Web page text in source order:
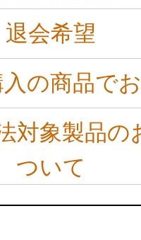
退会希望
の商品で
対象製品の
ついて